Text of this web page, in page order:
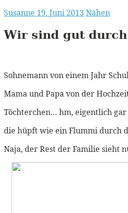
Susanne 19. Juni 2013 Nähen
Wir sind gut
Sohnemann von einem Jahr
Mama und Papa von der
Töchterchen… hm, eigentlich
die hüpft wie ein Flummi durch
Naja, der Rest der Familie sieht